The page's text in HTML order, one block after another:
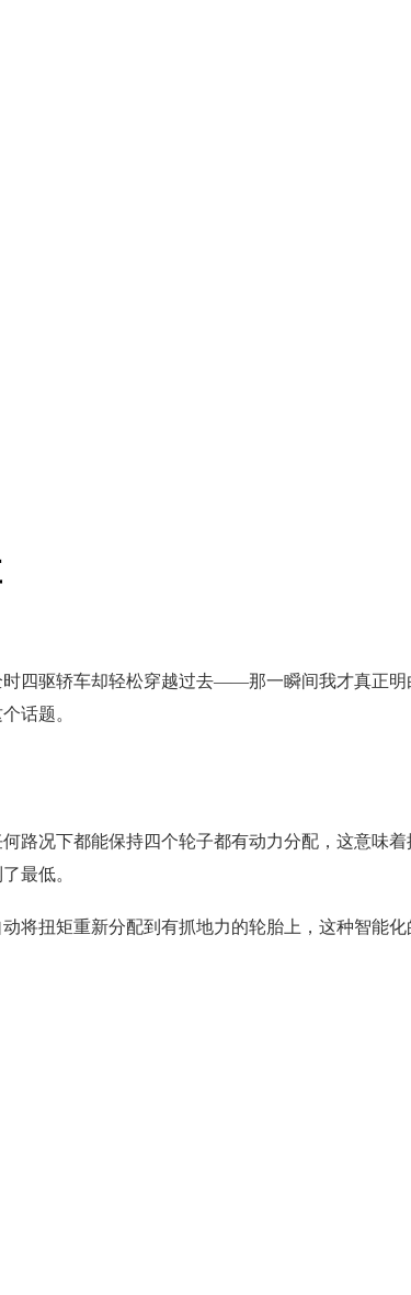
四驱轿车却轻松穿越过去——那一瞬间我才真正明
话题。
路况下都能保持四个轮子都有动力分配，这意味
最低。
将扭矩重新分配到有抓地力的轮胎上，这种智能